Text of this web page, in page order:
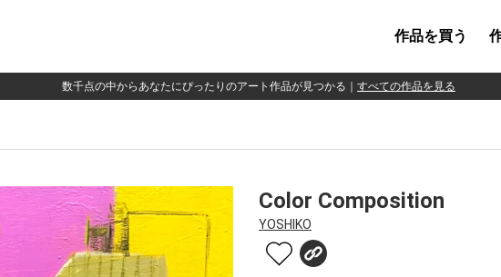
作品を買う
数千点の中からあなたにぴったりのアート作品が見つかる すべての作品を見る
Color Composition
YOSHIKO